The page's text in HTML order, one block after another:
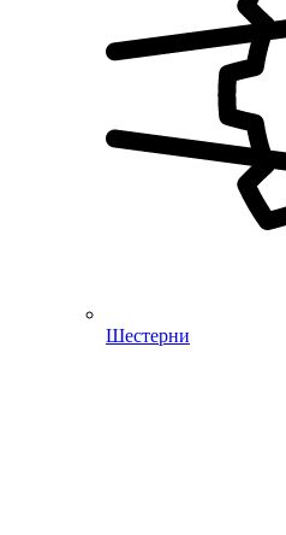
Шестерни